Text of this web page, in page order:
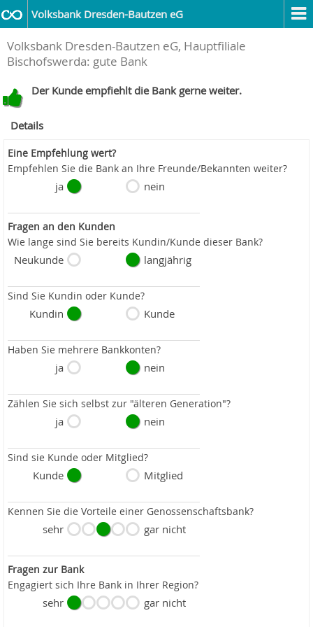
Volksbank Dresden-Bautzen eG
Volksbank Dresden-Bautzen eG, Hauptfiliale
Bischofswerda: gute Bank
Der Kunde empfiehlt die Bank gerne weiter.
Details
Eine Empfehlung wert?
Empfehlen Sie die Bank an Ihre Freunde/Bekannten weiter?
ja nein
Fragen an den Kunden
Wie lange sind Sie bereits Kundin/Kunde dieser Bank?
Neukunde langjährig
Sind Sie Kundin oder Kunde?
Kundin Kunde
Haben Sie mehrere Bankkonten?
ja nein
Zählen Sie sich selbst zur "älteren Generation"?
ja nein
Sind sie Kunde oder Mitglied?
Kunde Mitglied
Kennen Sie die Vorteile einer Genossenschaftsbank?
sehr gar nicht
Fragen zur Bank
Engagiert sich Ihre Bank in Ihrer Region?
sehr gar nicht